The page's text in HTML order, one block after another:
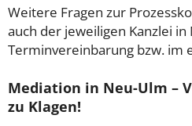
Weitere Fragen zur
auch der jeweiligen Kanzlei
Terminvereinbarung bzw. im
Mediation in Neu-Ulm –
zu Klagen!